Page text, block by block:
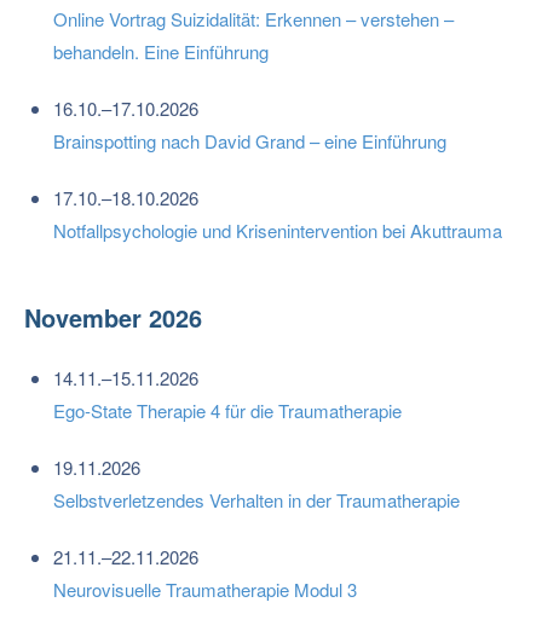
Online Vortrag Suizidalität: Erkennen – verstehen –
behandeln. Eine Einführung
16.10.–17.10.2026
Brainspotting nach David Grand – eine Einführung
17.10.–18.10.2026
Notfallpsychologie und Krisenintervention bei Akuttrauma
November 2026
14.11.–15.11.2026
Ego-State Therapie 4 für die Traumatherapie
19.11.2026
Selbstverletzendes Verhalten in der Traumatherapie
21.11.–22.11.2026
Neurovisuelle Traumatherapie Modul 3